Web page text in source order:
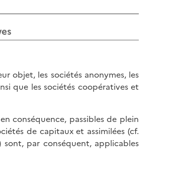
objet, les sociétés anonymes, les
que les sociétés coopératives et
conséquence, passibles de plein
de capitaux et assimilées (cf.
sont, par conséquent, applicables